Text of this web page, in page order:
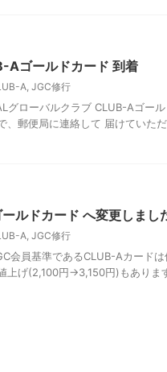
Aゴールドカード 到着
A, JGC修行
グローバルクラブ CLUB-Aゴー
、郵便局に連絡して 届けていた
ルドカード へ変更しまし
A, JGC修行
会員基準であるCLUB-Aカード
上げ(2,100円→3,150円)もありま